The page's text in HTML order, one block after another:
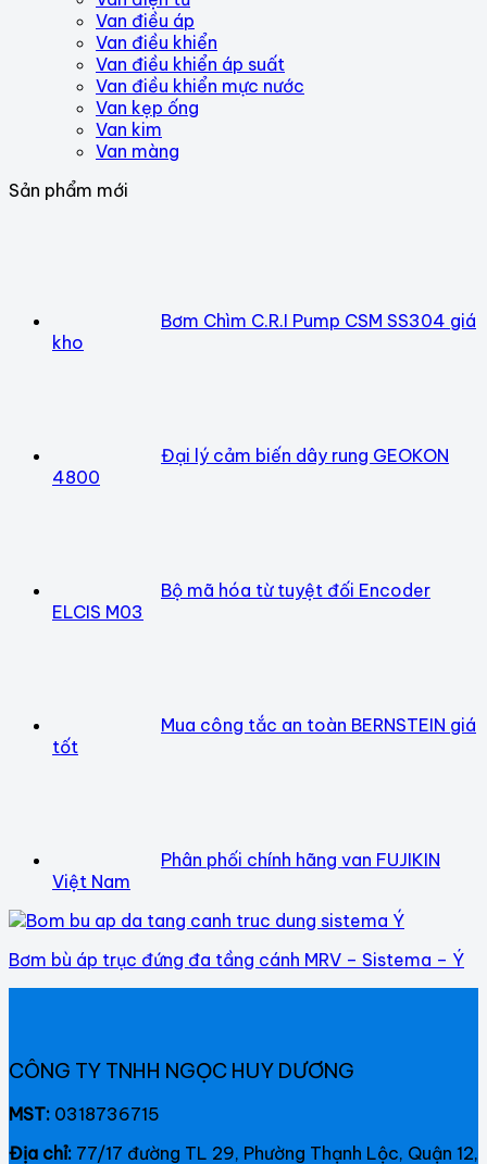
Van điều áp
Van điều khiển
Van điều khiển áp suất
Van điều khiển mực nước
Van kẹp ống
Van kim
Van màng
Sản phẩm mới
Bơm Chìm C.R.I Pump CSM SS304 giá
kho
Đại lý cảm biến dây rung GEOKON
4800
Bộ mã hóa từ tuyệt đối Encoder
ELCIS M03
Mua công tắc an toàn BERNSTEIN giá
tốt
Phân phối chính hãng van FUJIKIN
Việt Nam
Bơm bù áp trục đứng đa tầng cánh MRV – Sistema – Ý
CÔNG TY TNHH NGỌC HUY DƯƠNG
MST: 0318736715
Địa chỉ: 77/17 đường TL 29, Phường Thạnh Lộc, Quận 12,